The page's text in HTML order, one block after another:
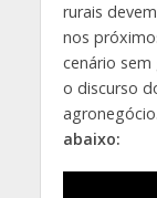
rurais
nos
cenário sem
o discurso
agronegócio.
abaixo: